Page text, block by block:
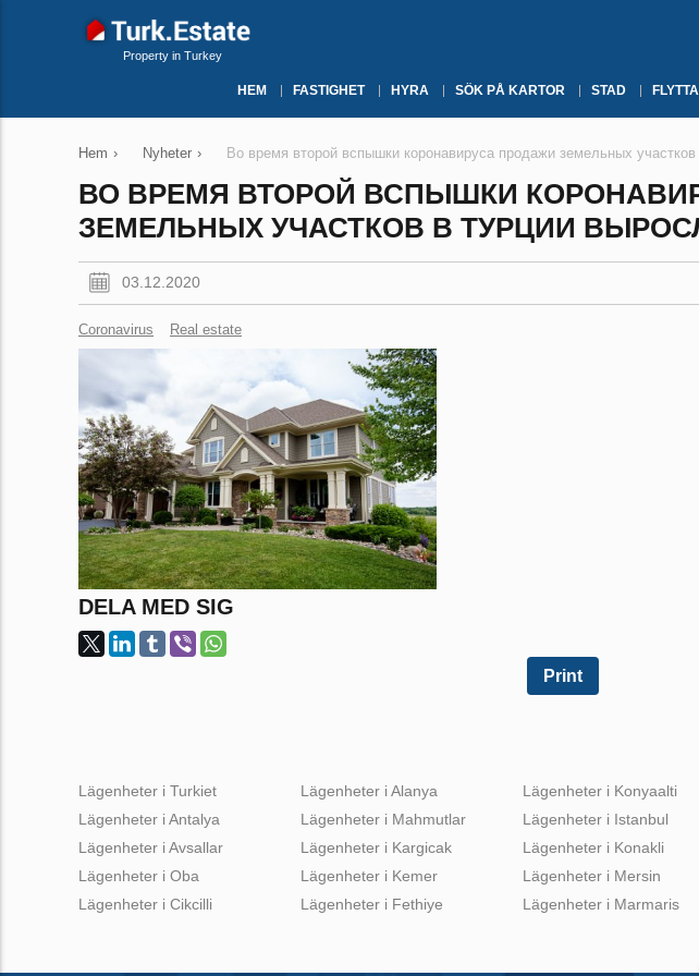
Property in Turkey
HEM FASTIGHET HYRA SÖK PÅ KARTOR STAD
Hem › Nyheter › Во время второй вспышки коронавируса продажи земельных
ВО ВРЕМЯ ВТОРОЙ ВСПЫШКИ
ЗЕМЕЛЬНЫХ УЧАСТКОВ В ТУРЦИИ
03.12.2020
Coronavirus Real estate
DELA MED SIG
Print
Lägenheter i Turkiet
Lägenheter i Antalya
Lägenheter i Avsallar
Lägenheter i Oba
Lägenheter i Cikcilli
Lägenheter i Alanya
Lägenheter i Mahmutlar
Lägenheter i Kargicak
Lägenheter i Kemer
Lägenheter i Fethiye
Lägenheter i Konyaalti
Lägenheter i Istanbul
Lägenheter i Konakli
Lägenheter i Mersin
Lägenheter i Marmaris